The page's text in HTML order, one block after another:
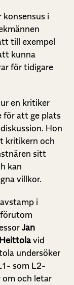
konsensus i
till exempel
kunna
för tidigare
en kritiker
för att ge plats
Hon
kritikern och
sitt
kan
villkor.
i
Jan
vid
undersöker
som L2-
om och letar